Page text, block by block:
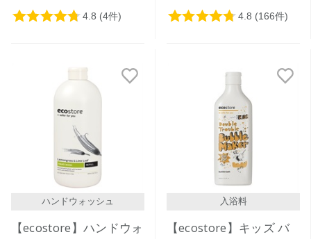
ハンドウォッシュ
【ecostore】ハンドウォ
入浴料
【ecostore】キッズ バ